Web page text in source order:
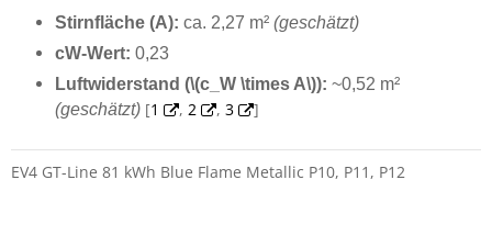
Stirnfläche (A): ca. 2,27 m² (geschätzt)
cW-Wert: 0,23
Luftwiderstand (\(c_W \times A\)): ~0,52 m²
(geschätzt) [1 , 2 , 3 ]
EV4 GT-Line 81 kWh Blue Flame Metallic P10, P11, P12